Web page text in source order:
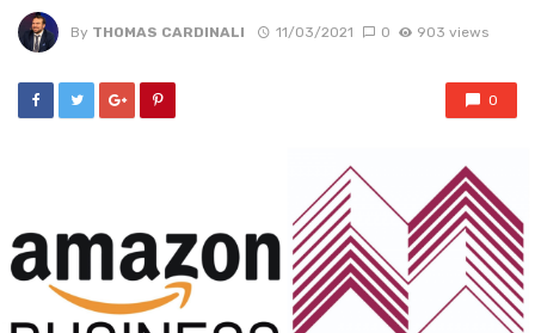
By THOMAS CARDINALI 11/03/2021 0 903 views
0